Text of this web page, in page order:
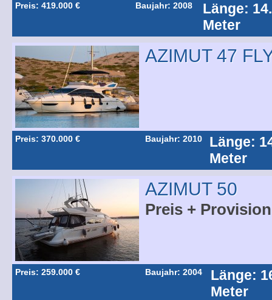
Preis: 419.000 € Baujahr: 2008
Länge:
Meter
AZIMUT 47
Preis: 370.000 € Baujahr: 2010
Länge:
Meter
AZIMUT 50
Preis +
Preis: 259.000 € Baujahr: 2004
Länge:
Meter